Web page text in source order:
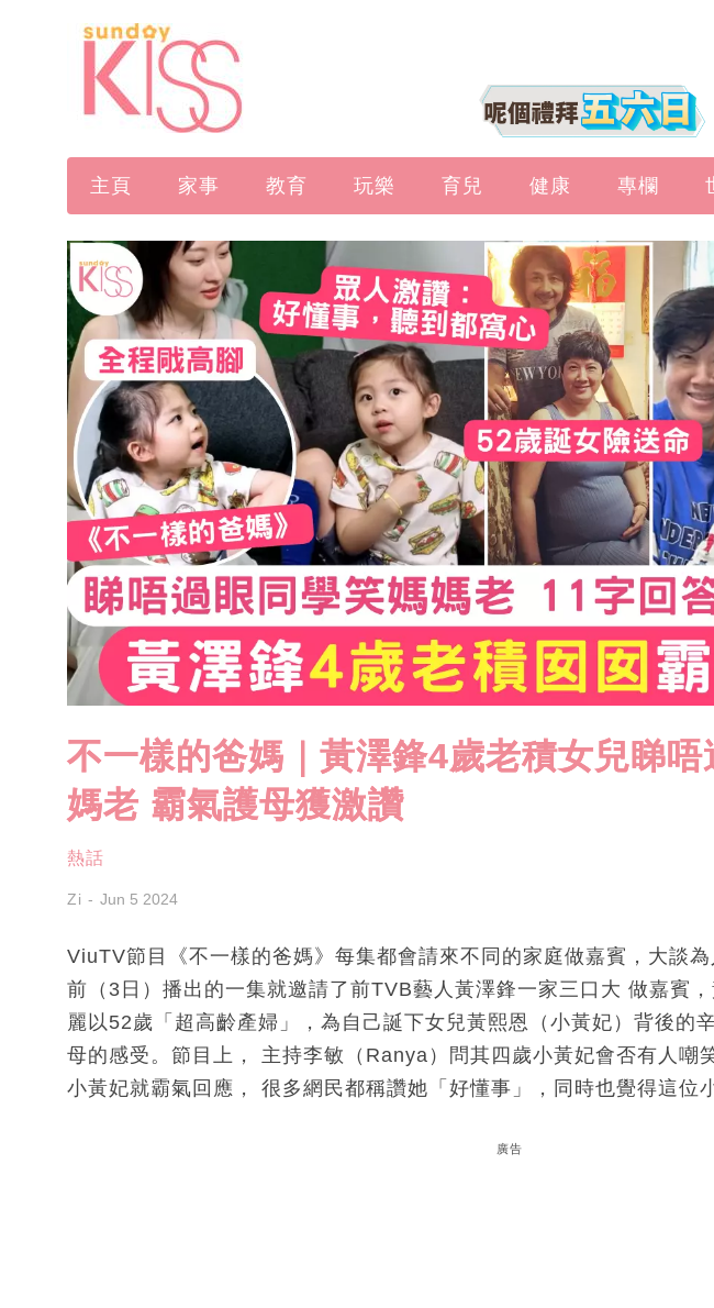
主頁 家事 教育 玩樂 育兒 健康 專欄
不一樣的爸媽｜黃澤鋒4歲老積女兒睇
媽老 霸氣護母獲激讚
熱話
Zi Jun 5 2024
ViuTV節目《不一樣的爸媽》每集都會請來不同的家庭做嘉賓，大談
前（3日）播出的一集就邀請了前TVB藝人黃澤鋒一家三口大 做嘉賓
麗以52歲「超高齡產婦」，為自己誕下女兒黃熙恩（小黃妃）背後的
母的感受。節目上， 主持李敏（Ranya）問其四歲小黃妃會否有人嘲
小黃妃就霸氣回應， 很多網民都稱讚她「好懂事」，同時也覺得這位
廣告